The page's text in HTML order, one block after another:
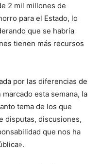
2 mil millones de
para el Estado, lo
que se habría
tienen más recursos
por las diferencias de
esta semana, la
tema de los que
disputas, discusiones,
que nos ha